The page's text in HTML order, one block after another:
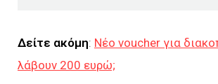
Δείτε ακόμη: Νέο voucher για
λάβουν 200 ευρώ;